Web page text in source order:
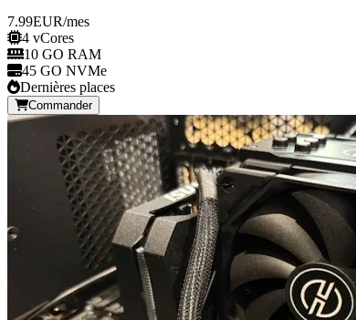
7.99EUR/mes
4 vCores
10 GO RAM
45 GO NVMe
Dernières places
Commander